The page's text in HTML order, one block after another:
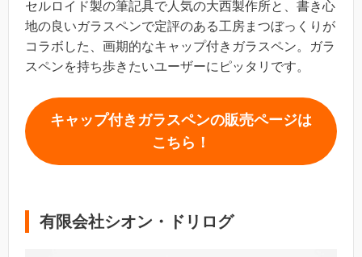
セルロイド製の筆記具で人気の大西製作所と、書き心
地の良いガラスペンで定評のある工房まつぼっくりが
コラボした、画期的なキャップ付きガラスペン。ガラ
スペンを持ち歩きたいユーザーにピッタリです。
キャップ付きガラスペンの販売ページは
こちら！
有限会社シオン・ドリログ